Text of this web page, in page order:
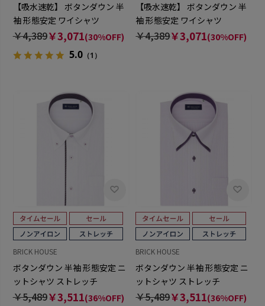
【吸水速乾】 ボタンダウン 半
袖 形態安定 ワイシャツ
￥4,389￥3,071(30%OFF)
5.0（1）
【吸水速乾】 ボタンダウン 半
袖 形態安定 ワイシャツ
￥4,389￥3,071(30%OFF)
BRICK HOUSE
ボタンダウン 半袖 形態安定 ニ
ットシャツ ストレッチ
￥5,489￥3,511(36%OFF)
BRICK HOUSE
ボタンダウン 半袖 形態安定 ニ
ットシャツ ストレッチ
￥5,489￥3,511(36%OFF)